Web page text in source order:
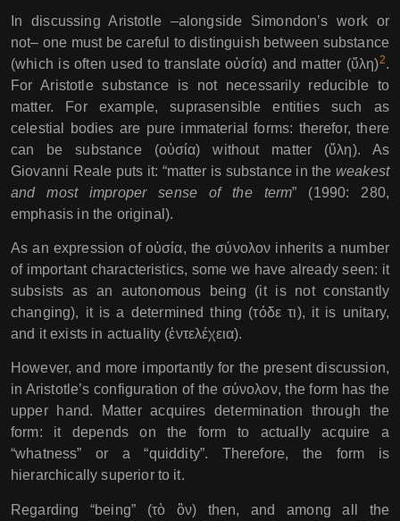
In discussing Aristotle –alongside Simondon’s work or
not– one must be careful to distinguish between substance
(which is often used to translate οὐσία) and matter (ὕλη)2.
For Aristotle substance is not necessarily reducible to
matter. For example, suprasensible entities such as
celestial bodies are pure immaterial forms: therefor, there
can be substance (οὐσία) without matter (ὕλη). As
Giovanni Reale puts it: “matter is substance in the weakest
and most improper sense of the term” (1990: 280,
emphasis in the original).
As an expression of οὐσία, the σύνολον inherits a number
of important characteristics, some we have already seen: it
subsists as an autonomous being (it is not constantly
changing), it is a determined thing (τόδε τι), it is unitary,
and it exists in actuality (ἐντελέχεια).
However, and more importantly for the present discussion,
in Aristotle’s configuration of the σύνολον, the form has the
upper hand. Matter acquires determination through the
form: it depends on the form to actually acquire a
“whatness” or a “quiddity”. Therefore, the form is
hierarchically superior to it.
Regarding “being” (τὸ ὂν) then, and among all the